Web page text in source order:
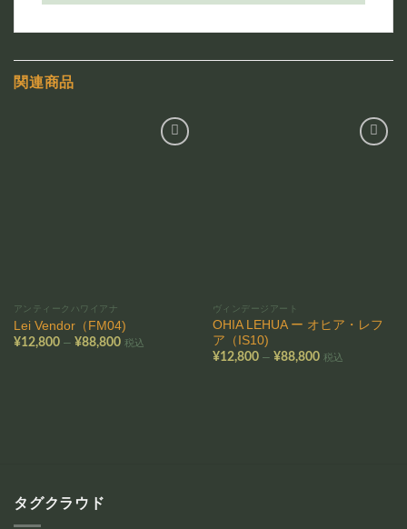
関連商品
アンティークハワイアナ
Lei Vendor（FM04)
¥12,800 – ¥88,800価税込
ヴィンデージアート
OHIA LEHUA ー オヒア・レフ
ア（IS10)
¥12,800 – ¥88,800価税込
タグクラウド